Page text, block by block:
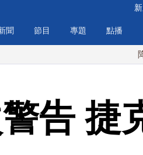
聞 節目 專題 點播
降低對
告 捷